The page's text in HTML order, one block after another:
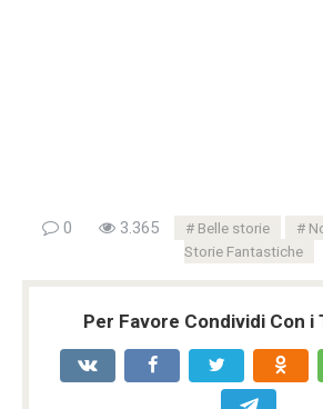
0 3.365 Belle storie
Storie Fantastiche
Per Favore Condividi Con i